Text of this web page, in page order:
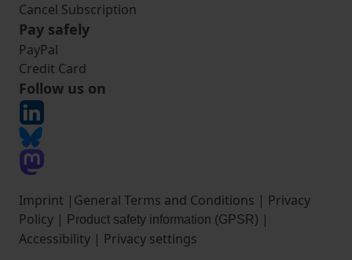
Cancel Subscription
Pay safely
PayPal
Credit Card
Follow us on
Imprint | General Terms and Conditions | Privacy
Policy | Product safety information (GPSR) |
Accessibility | Privacy settings